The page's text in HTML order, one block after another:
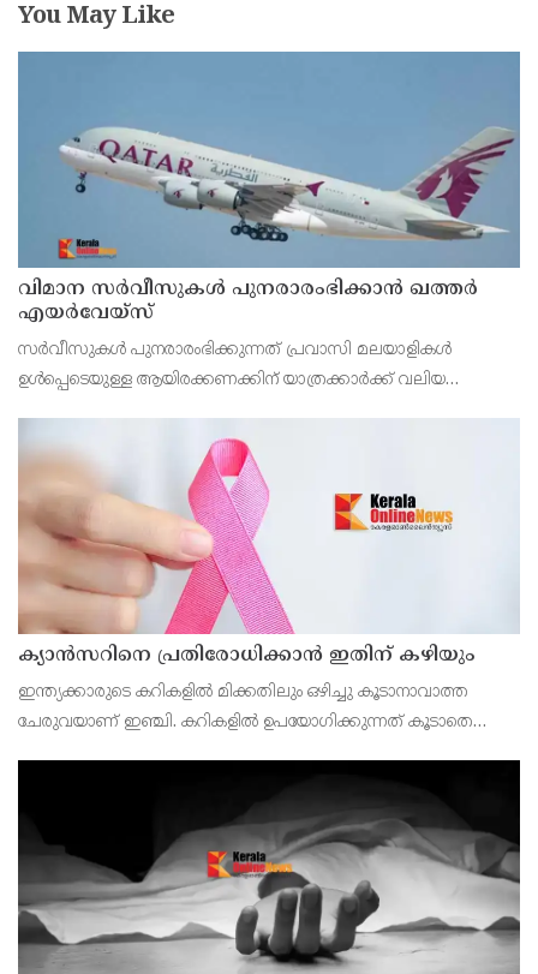
You May Like
വിമാന സര്‍വീസുകള്‍ പുനരാരംഭിക്കാന്‍ ഖത്തര്‍
എയര്‍വേയ്‌സ്
സര്‍വീസുകള്‍ പുനരാരംഭിക്കുന്നത് പ്രവാസി മലയാളികള്‍
ഉള്‍പ്പെടെയുള്ള ആയിരക്കണക്കിന് യാത്രക്കാര്‍ക്ക് വലിയ
ക്യാൻസറിനെ പ്രതിരോധിക്കാൻ ഇതിന് കഴിയും
ഇന്ത്യക്കാരുടെ കറികളിൽ മിക്കതിലും ഒഴിച്ചു കൂടാനാവാത്ത
ചേരുവയാണ് ഇഞ്ചി. കറികളിൽ ഉപയോഗിക്കുന്നത് കൂടാതെ